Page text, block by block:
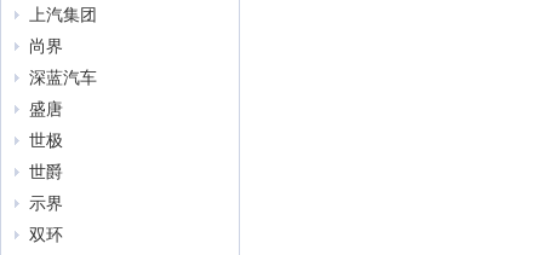
上汽集团
尚界
深蓝汽车
盛唐
世极
世爵
示界
双环